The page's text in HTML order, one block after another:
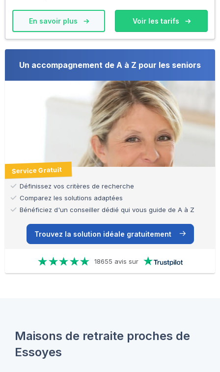
En savoir plus Voir les tarifs
Un accompagnement de A à Z pour les seniors
Service Gratuit
Définissez vos critères de recherche
Comparez les solutions adaptées
Bénéficiez d'un conseiller dédié qui vous guide de A à Z
Trouvez la solution idéale gratuitement
18655 avis sur
Maisons de retraite proches de
Essoyes